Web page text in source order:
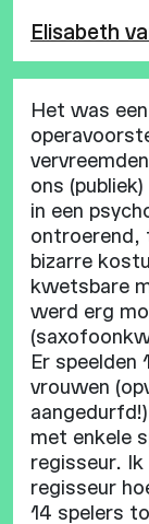
Elisabeth
Het was
ons
in een
ontroerend,
bizarre
kwetsbare
werd erg
Er speelden
vrouwen
met enkele
regisseur.
regisseur
14 spelers